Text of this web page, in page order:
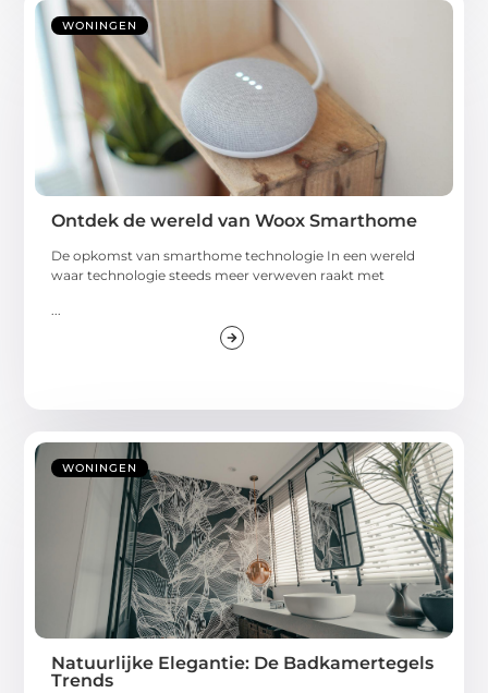
WONINGEN
Ontdek de wereld van Woox Smarthome
De opkomst van smarthome technologie In een wereld
waar technologie steeds meer verweven raakt met
...
WONINGEN
Natuurlijke Elegantie: De Badkamertegels
Trends